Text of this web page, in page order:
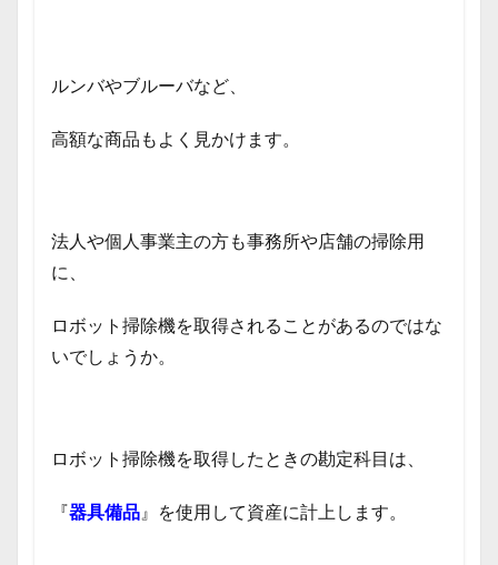
ルンバやブルーバなど、
高額な商品もよく見かけます。
法人や個人事業主の方も事務所や店舗の掃除用
に、
ロボット掃除機を取得されることがあるのではな
いでしょうか。
ロボット掃除機を取得したときの勘定科目は、
『器具備品 』を使用して資産に計上します。